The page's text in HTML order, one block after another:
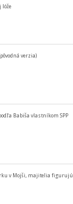
lóže
verzia)
Babiša vlastníkom SPP
v Mojši, majitelia figurujú